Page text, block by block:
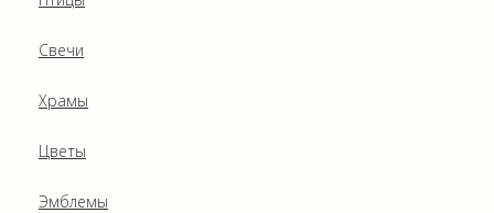
Свечи
Храмы
Цветы
Эмблемы